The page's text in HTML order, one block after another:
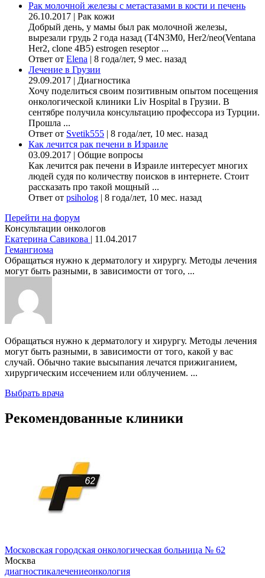
Рак молочной железы с метастазами в кости и печень
26.10.2017
Рак кожи
Добрый день, у мамы был рак молочной железы,
вырезали грудь 2 года назад (Т4N3M0, Her2/neo(Ventana
Her2, clone 4B5) estrogen reseptor ...
Ответ от Elena
8 года/лет, 9 мес. назад
Лечение в Грузии
29.09.2017
Диагностика
Хочу поделиться своим позитивным опытом посещения
онкологической клиники Liv Hospital в Грузии. В
сентябре получила консультацию профессора из Турции.
Прошла ...
Ответ от Svetik555
8 года/лет, 10 мес. назад
Как лечится рак печени в Израиле
03.09.2017
Общие вопросы
Как лечится рак печени в Израиле интересует многих
людей судя по количеству поисков в интернете. Стоит
рассказать про такой мощный ...
Ответ от psiholog
8 года/лет, 10 мес. назад
Перейти на форум
Консультации онкологов
Екатерина Савикова
11.04.2017
Гемангиома
Обращаться нужно к дерматологу и хирургу. Методы лечения
могут быть разными, в зависимости от того, ...
Обращаться нужно к дерматологу и хирургу. Методы лечения
могут быть разными, в зависимости от того, какой у вас
случай. Обычно такие высыпания лечатся прижиганием,
хирургическим иссечением или облучением. ...
Выбрать врача
Рекомендованные клиники
Московская городская онкологическая больница № 62
Москва
диагностикалечениеонкология